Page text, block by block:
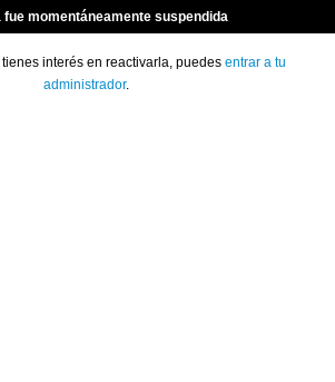
fue momentáneamente suspendida
interés en reactivarla, puedes entrar a tu
administrador.